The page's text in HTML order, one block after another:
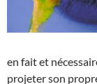
en fait et
projeter son